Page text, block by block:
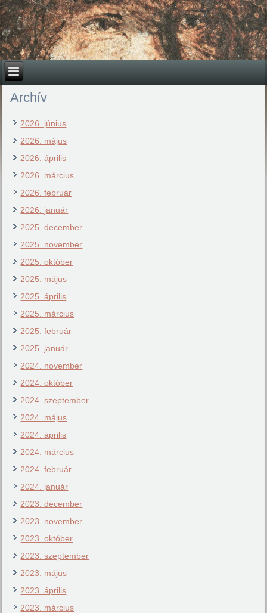
Archív
2026. június
2026. május
2026. április
2026. március
2026. február
2026. január
2025. december
2025. november
2025. október
2025. május
2025. április
2025. március
2025. február
2025. január
2024. november
2024. október
2024. szeptember
2024. május
2024. április
2024. március
2024. február
2024. január
2023. december
2023. november
2023. október
2023. szeptember
2023. május
2023. április
2023. március